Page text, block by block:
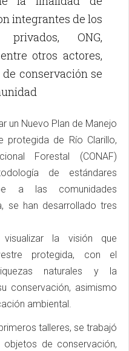
integrantes de los
privados, ONG,
otros actores,
conservación se
un Nuevo Plan de Manejo
protegida de Río Clarillo,
Forestal (CONAF)
de estándares
a las comunidades
se han desarrollado tres
la visión que
protegida, con el
naturales y la
conservación, asimismo
ambiental.
talleres, se trabajó
de conservación,